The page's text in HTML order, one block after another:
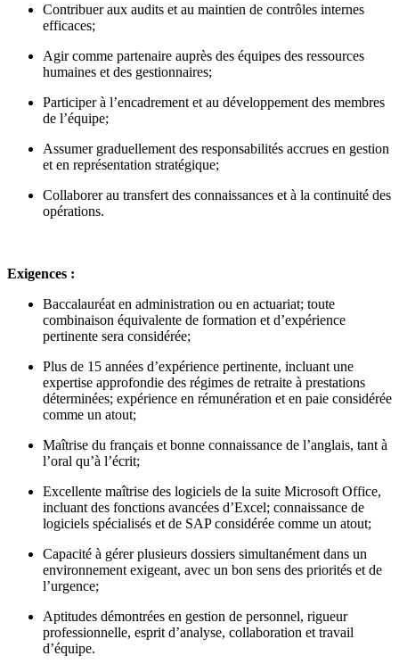
Contribuer aux audits et au maintien de contrôles internes
efficaces;
Agir comme partenaire auprès des équipes des ressources
humaines et des gestionnaires;
Participer à l’encadrement et au développement des membres
de l’équipe;
Assumer graduellement des responsabilités accrues en gestion
et en représentation stratégique;
Collaborer au transfert des connaissances et à la continuité des
opérations.
Exigences :
Baccalauréat en administration ou en actuariat; toute
combinaison équivalente de formation et d’expérience
pertinente sera considérée;
Plus de 15 années d’expérience pertinente, incluant une
expertise approfondie des régimes de retraite à prestations
déterminées; expérience en rémunération et en paie considérée
comme un atout;
Maîtrise du français et bonne connaissance de l’anglais, tant à
l’oral qu’à l’écrit;
Excellente maîtrise des logiciels de la suite Microsoft Office,
incluant des fonctions avancées d’Excel; connaissance de
logiciels spécialisés et de SAP considérée comme un atout;
Capacité à gérer plusieurs dossiers simultanément dans un
environnement exigeant, avec un bon sens des priorités et de
l’urgence;
Aptitudes démontrées en gestion de personnel, rigueur
professionnelle, esprit d’analyse, collaboration et travail
d’équipe.